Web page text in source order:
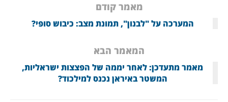
מאמר קודם
המערכה על "לבנון", תמונת מצב: כיבוש סופי?
המאמר הבא
מאמר מתעדכן: לאחר יממה של הפצצות ישראליות,
המשטר באיראן נכנס למילכוד?